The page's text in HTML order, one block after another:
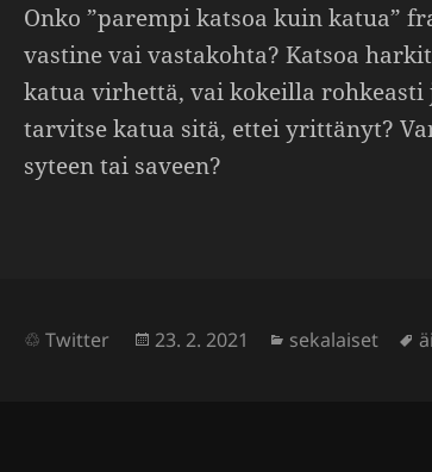
Onko ”parempi katsoa kuin katua”
vastine vai vasta­kohta? Katsoa
katua virhettä, vai kokeilla rohkeasti
tarvitse katua sitä, ettei yrit­tänyt?
syteen tai saveen?
Twitter Julkaistu
23. 2. 2021 Kategoriat
sekalaiset